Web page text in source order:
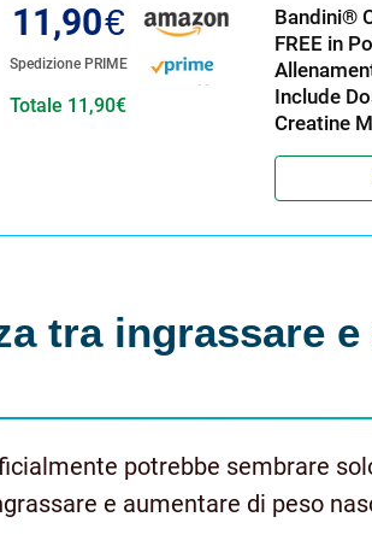
11,90€
Spedizione PRIME
Totale 11,90€
Bandini®
FREE in
Include
Creatine
tra ingrassare
potrebbe sembrare
e aumentare di peso